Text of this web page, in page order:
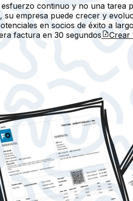
continuo y no una
su empresa puede crecer y
en socios de éxito a
factura en 30 segundos Crear